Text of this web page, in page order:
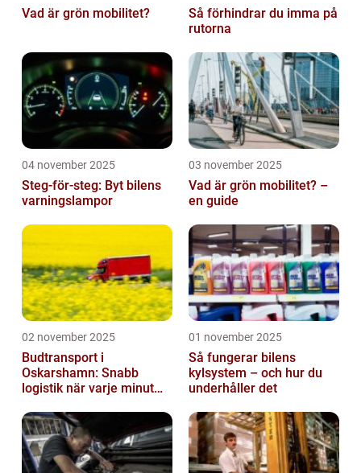
Vad är grön mobilitet?
Så förhindrar du imma på
rutorna
04 november 2025
Steg-för-steg: Byt bilens
varningslampor
03 november 2025
Vad är grön mobilitet? –
en guide
02 november 2025
Budtransport i
Oskarshamn: Snabb
logistik när varje minut
01 november 2025
Så fungerar bilens
kylsystem – och hur du
underhåller det